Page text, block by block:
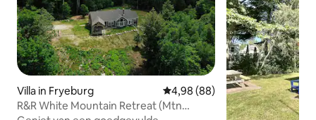
Villa in Fryeburg Gemiddelde beoordeling van
4,98 (88)
R&R White Mountain Retreat (Mtn